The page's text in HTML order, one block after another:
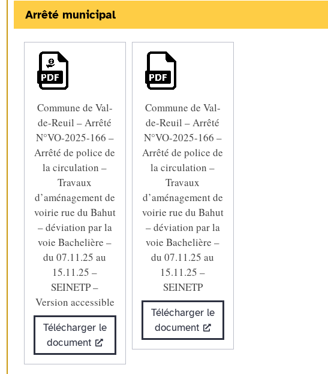
Arrêté municipal
Commune de Val-
de-Reuil – Arrêté
N°VO-2025-166 –
Arrêté de police de
la circulation –
Travaux
d’aménagement de
voirie rue du Bahut
– déviation par la
voie Bachelière –
du 07.11.25 au
15.11.25 –
SEINETP –
Version accessible
Télécharger le
document
Commune de Val-
de-Reuil – Arrêté
N°VO-2025-166 –
Arrêté de police de
la circulation –
Travaux
d’aménagement de
voirie rue du Bahut
– déviation par la
voie Bachelière –
du 07.11.25 au
15.11.25 –
SEINETP
Télécharger le
document